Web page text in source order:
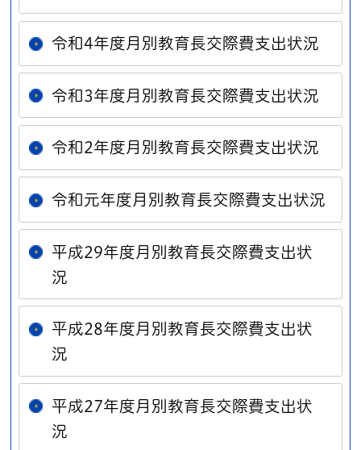
令和4年度月別教育長交際費支出状況
令和3年度月別教育長交際費支出状況
令和2年度月別教育長交際費支出状況
令和元年度月別教育長交際費支出状況
平成29年度月別教育長交際費支出状
況
平成28年度月別教育長交際費支出状
況
平成27年度月別教育長交際費支出状
況